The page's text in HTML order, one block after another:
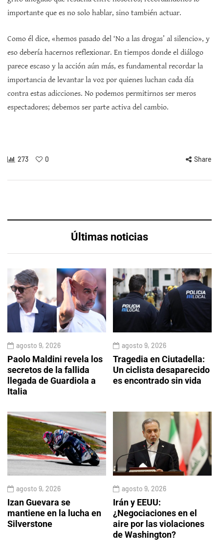
importante que es no solo hablar, sino también actuar.
Como él dice, «hemos pasado del ‘No a las drogas’ al silencio», y
eso debería hacernos reflexionar. En tiempos donde el diálogo
parece escaso y la acción aún más, es fundamental recordar la
importancia de levantar la voz por quienes luchan cada día
contra estas adicciones. No podemos permitirnos ser meros
espectadores; debemos ser parte activa del cambio.
273 0 Share
Últimas noticias
agosto 9, 2026
Paolo Maldini revela los
secretos de la fallida
llegada de Guardiola a
Italia
agosto 9, 2026
Tragedia en Ciutadella:
Un ciclista desaparecido
es encontrado sin vida
agosto 9, 2026
Izan Guevara se
mantiene en la lucha en
Silverstone
agosto 9, 2026
Irán y EEUU:
¿Negociaciones en el
aire por las violaciones
de Washington?